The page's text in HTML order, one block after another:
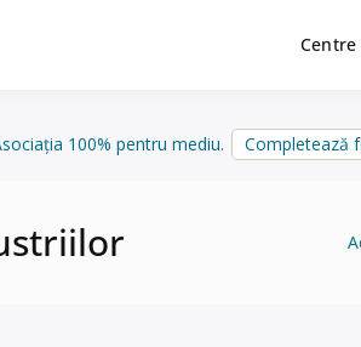
100% pentru mediu. Completează